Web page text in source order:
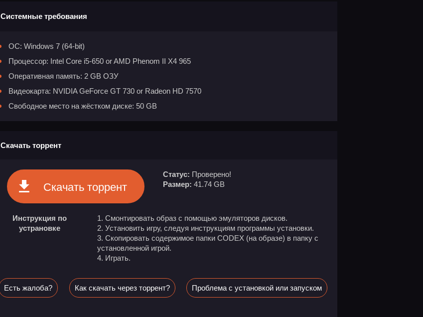
Системные требования
ОС: Windows 7 (64-bit)
Процессор: Intel Core i5-650 or AMD Phenom II X4 965
Оперативная память: 2 GB ОЗУ
Видеокарта: NVIDIA GeForce GT 730 or Radeon HD 7570
Свободное место на жёстком диске: 50 GB
Скачать торрент
Скачать торрент
Статус: Проверено!
Размер: 41.74 GB
Инструкция по
устрановке
Смонтировать образ с помощью эмуляторов дисков.
Установить игру, следуя инструкциям программы установки.
Скопировать содержимое папки CODEX (на образе) в папку с
установленной игрой.
Играть.
Есть жалоба? Как скачать через торрент? Проблема с установкой или запуском